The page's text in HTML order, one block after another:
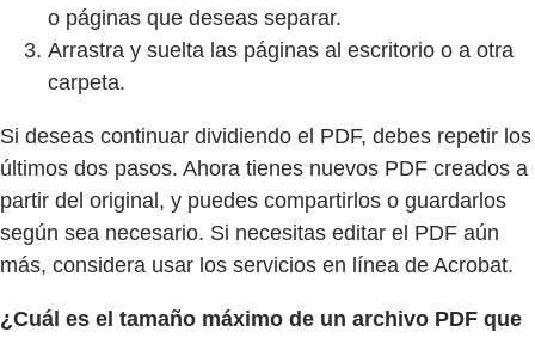
o páginas que deseas separar.
Arrastra y suelta las páginas al escritorio o a otra
carpeta.
Si deseas continuar dividiendo el PDF, debes repetir los
últimos dos pasos. Ahora tienes nuevos PDF creados a
partir del original, y puedes compartirlos o guardarlos
según sea necesario. Si necesitas editar el PDF aún
más, considera usar los servicios en línea de Acrobat.
¿Cuál es el tamaño máximo de un archivo PDF que